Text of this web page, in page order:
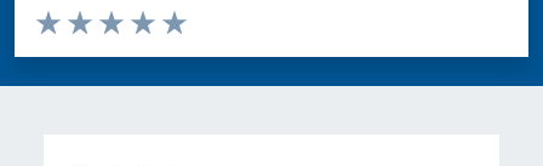
Valuta da 1 a 5 stelle la pagina
Valuta 5 stelle su 5
Valuta 4 stelle su 5
Valuta 3 stelle su 5
Valuta 2 stelle su 5
Valuta 1 stelle su 5